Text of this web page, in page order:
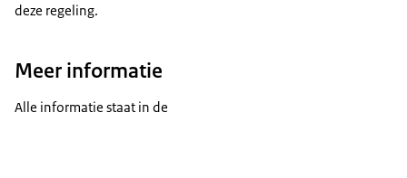
deze regeling.
Meer informatie
Alle informatie staat in de